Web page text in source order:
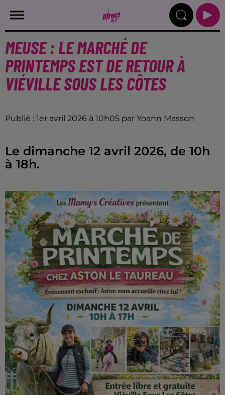
MEUSE : LE MARCHÉ DE
PRINTEMPS EST DE RETOUR À
VIÉVILLE SOUS LES CÔTES
Publié : 1er avril 2026 à 10h05 par Yoann Masson
Le dimanche 12 avril 2026, de 10h
à 18h.